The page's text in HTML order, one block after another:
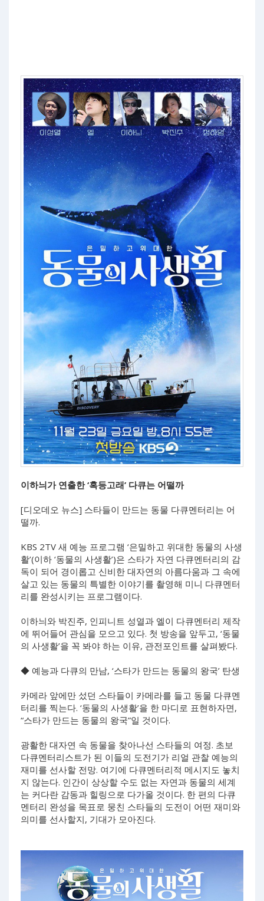
이하늬가 연출한 ‘혹등고래’ 다큐는 어떨까
[디오데오 뉴스] 스타들이 만드는 동물 다큐멘터리는 어
떨까.
KBS 2TV 새 예능 프로그램 ‘은밀하고 위대한 동물의 사생
활’(이하 ‘동물의 사생활’)은 스타가 자연 다큐멘터리의 감
독이 되어 경이롭고 신비한 대자연의 아름다움과 그 속에
살고 있는 동물의 특별한 이야기를 촬영해 미니 다큐멘터
리를 완성시키는 프로그램이다.
이하늬와 박진주, 인피니트 성열과 엘이 다큐멘터리 제작
에 뛰어들어 관심을 모으고 있다. 첫 방송을 앞두고, ‘동물
의 사생활’을 꼭 봐야 하는 이유, 관전포인트를 살펴봤다.
◆ 예능과 다큐의 만남, ‘스타가 만드는 동물의 왕국’ 탄생
카메라 앞에만 섰던 스타들이 카메라를 들고 동물 다큐멘
터리를 찍는다. ‘동물의 사생활’을 한 마디로 표현하자면,
“스타가 만드는 동물의 왕국”일 것이다.
광활한 대자연 속 동물을 찾아나선 스타들의 여정. 초보
다큐멘터리스트가 된 이들의 도전기가 리얼 관찰 예능의
재미를 선사할 전망. 여기에 다큐멘터리적 메시지도 놓치
지 않는다. 인간이 상상할 수도 없는 자연과 동물의 세계
는 커다란 감동과 힐링으로 다가올 것이다. 한 편의 다큐
멘터리 완성을 목표로 뭉친 스타들의 도전이 어떤 재미와
의미를 선사할지, 기대가 모아진다.